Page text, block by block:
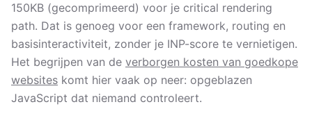
150KB (gecomprimeerd) voor je critical rendering
path. Dat is genoeg voor een framework, routing en
basisinteractiviteit, zonder je INP-score te vernietigen.
Het begrijpen van de verborgen kosten van goedkope
websites komt hier vaak op neer: opgeblazen
JavaScript dat niemand controleert.